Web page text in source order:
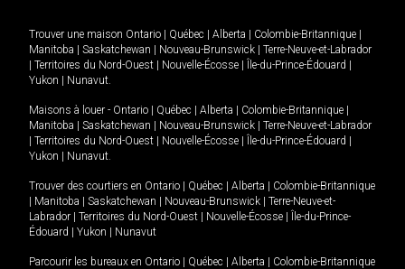
Trouver une maison Ontario | Québec | Alberta | Colombie-Britannique |
Manitoba | Saskatchewan | Nouveau-Brunswick | Terre-Neuve-et-Labrador
| Territoires du Nord-Ouest | Nouvelle-Écosse | Île-du-Prince-Édouard |
Yukon | Nunavut
Maisons à louer - Ontario | Québec | Alberta | Colombie-Britannique |
Manitoba | Saskatchewan | Nouveau-Brunswick | Terre-Neuve-et-Labrador
| Territoires du Nord-Ouest | Nouvelle-Écosse | Île-du-Prince-Édouard |
Yukon | Nunavut
Trouver des courtiers en Ontario | Québec | Alberta | Colombie-Britannique
| Manitoba | Saskatchewan | Nouveau-Brunswick | Terre-Neuve-et-
Labrador | Territoires du Nord-Ouest | Nouvelle-Écosse | Île-du-Prince-
Édouard | Yukon | Nunavut
Parcourir les bureaux en Ontario | Québec | Alberta | Colombie-Britannique